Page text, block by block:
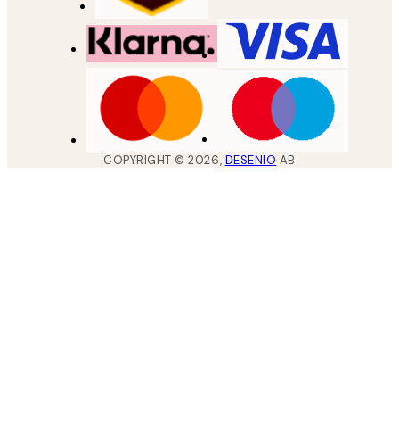
COPYRIGHT ©2026, DESENIO AB